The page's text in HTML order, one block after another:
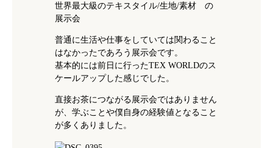
世界最大級のテキスタイル/生地/素材 の
展示会
普通に生活や仕事をしていては関わること
はなかったであろう展示会です。
基本的には前日に行ったTEX WORLDのス
ケールアップした感じでした。
直接お茶につながる展示会ではありません
が、学ぶことや僕自身の経験値となること
が多くありました。